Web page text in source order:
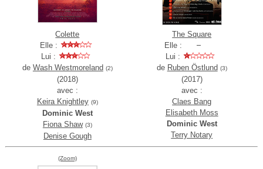
Colette
Elle :
Lui :
de Wash Westmoreland (2)
(2018)
avec :
Keira Knightley (9)
Dominic West
Fiona Shaw (3)
Denise Gough
The Square
Elle :
Lui :
de Ruben Östlund (3)
(2017)
avec :
Claes Bang
Elisabeth Moss
Dominic West
Terry Notary
(Zoom)